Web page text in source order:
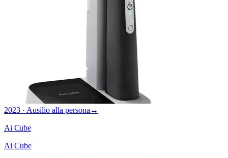
2023 · Ausilio alla persona →
Ai Cube
Ai Cube